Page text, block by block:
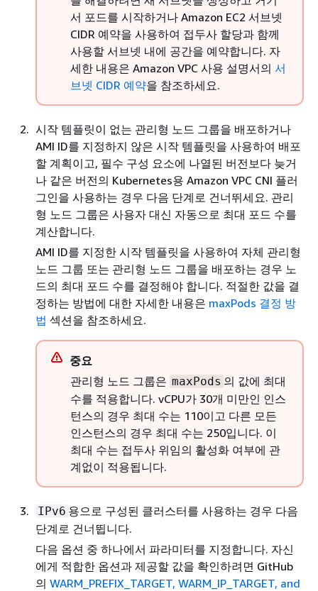
서 포드를 시작하거나 Amazon EC2 서브넷
CIDR 예약을 사용하여 접두사 할당과 함께
사용할 서브넷 내에 공간을 예약합니다. 자
세한 내용은 Amazon VPC 사용 설명서의 서
브넷 CIDR 예약을 참조하세요.
시작 템플릿이 없는 관리형 노드 그룹을 배포하거나
AMI ID를 지정하지 않은 시작 템플릿을 사용하여 배포
할 계획이고, 필수 구성 요소에 나열된 버전보다 늦거
나 같은 버전의 Kubernetes용 Amazon VPC CNI 플러
그인을 사용하는 경우 다음 단계로 건너뛰세요. 관리
형 노드 그룹은 사용자 대신 자동으로 최대 포드 수를
계산합니다.
AMI ID를 지정한 시작 템플릿을 사용하여 자체 관리형
노드 그룹 또는 관리형 노드 그룹을 배포하는 경우 노
드의 최대 포드 수를 결정해야 합니다. 적절한 값을 결
정하는 방법에 대한 자세한 내용은 maxPods 결정 방
법 섹션을 참조하세요.
중요
관리형 노드 그룹은 maxPods 의 값에 최대
수를 적용합니다. vCPU가 30개 미만인 인스
턴스의 경우 최대 수는 110이고 다른 모든
인스턴스의 경우 최대 수는 250입니다. 이
최대 수는 접두사 위임의 활성화 여부에 관
계없이 적용됩니다.
IPv6 용으로 구성된 클러스터를 사용하는 경우 다음
단계로 건너뜁니다.
다음 옵션 중 하나에서 파라미터를 지정합니다. 자신
에게 적합한 옵션과 제공할 값을 확인하려면 GitHub
의 WARM_PREFIX_TARGET, WARM_IP_TARGET, and